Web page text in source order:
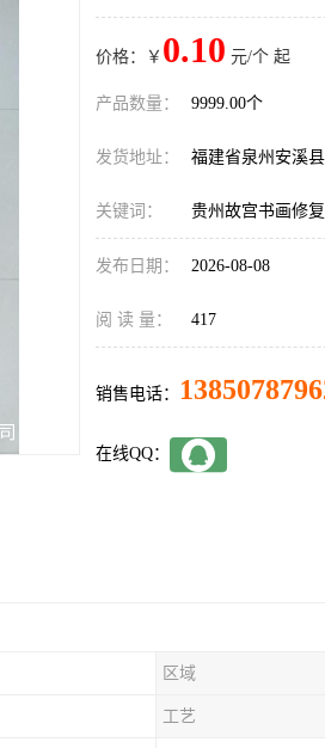
价格：￥ 0.10 元/个 起
产品数量： 9999.00个
发货地址： 福建省泉州安溪县
关键词： 贵州故宫书画修复
发布日期： 2026-08-08
阅 读 量： 417
销售电话：
在线QQ：
区域
工艺